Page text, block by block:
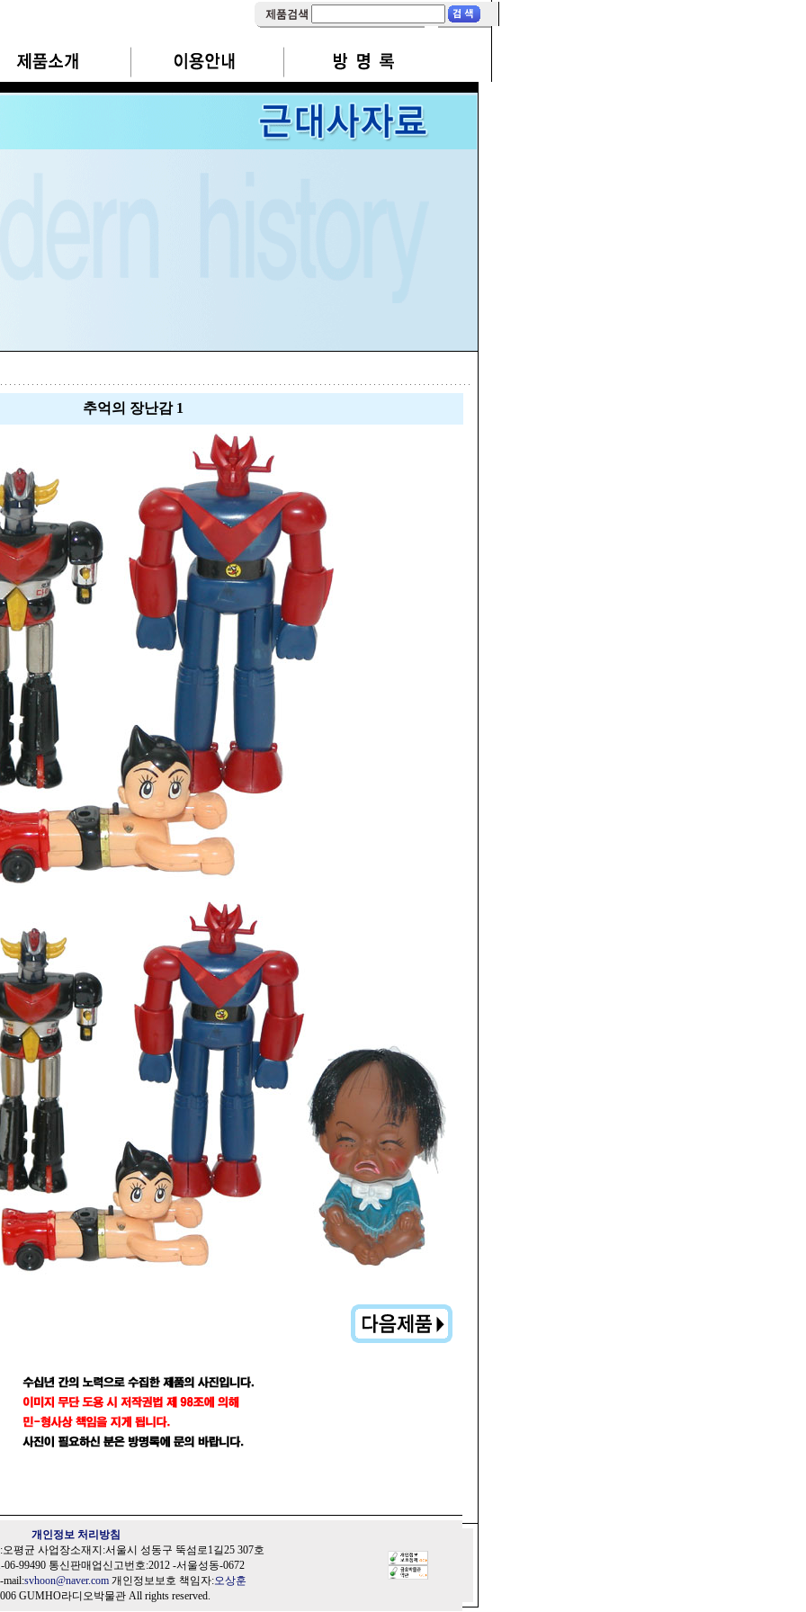
추억의 장난감 1
개인정보 처리방침
평균 사업장소재지:서울시 성동구 뚝섬로1길25 307호
99490 통신판매업신고번호:2012 -서울성동-0672
mail:svhoon@naver.com 개인정보보호 책임자:오상훈
GUMHO라디오박물관 All rights reserved.